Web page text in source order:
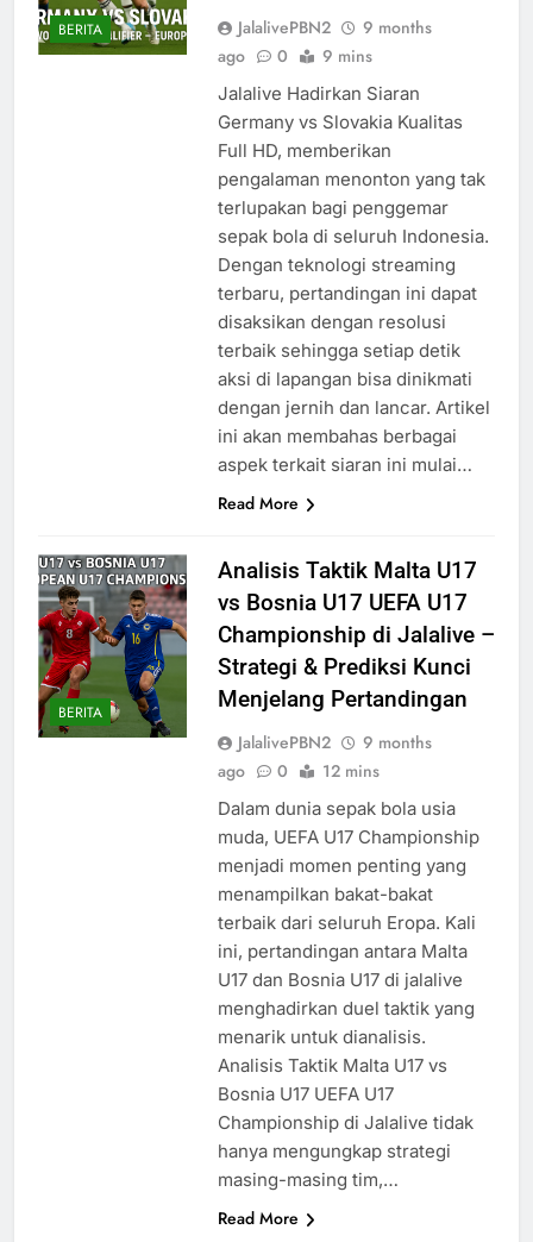
BERITA JalalivePBN2
9 months
ago
0 9 mins
Jalalive Hadirkan Siaran
Germany vs Slovakia Kualitas
Full HD, memberikan
pengalaman menonton yang tak
terlupakan bagi penggemar
sepak bola di seluruh Indonesia.
Dengan teknologi streaming
terbaru, pertandingan ini dapat
disaksikan dengan resolusi
terbaik sehingga setiap detik
aksi di lapangan bisa dinikmati
dengan jernih dan lancar. Artikel
ini akan membahas berbagai
aspek terkait siaran ini mulai…
Read More
BERITA
Analisis Taktik Malta U17
vs Bosnia U17 UEFA U17
Championship di Jalalive –
Strategi & Prediksi Kunci
Menjelang Pertandingan
JalalivePBN2
9 months
ago
0 12 mins
Dalam dunia sepak bola usia
muda, UEFA U17 Championship
menjadi momen penting yang
menampilkan bakat-bakat
terbaik dari seluruh Eropa. Kali
ini, pertandingan antara Malta
U17 dan Bosnia U17 di jalalive
menghadirkan duel taktik yang
menarik untuk dianalisis.
Analisis Taktik Malta U17 vs
Bosnia U17 UEFA U17
Championship di Jalalive tidak
hanya mengungkap strategi
masing-masing tim,…
Read More